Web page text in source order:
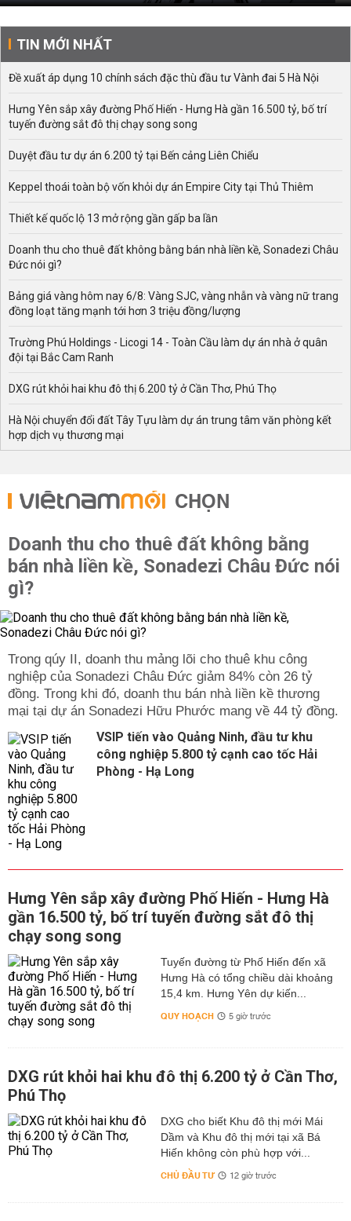
TIN MỚI NHẤT
Đề xuất áp dụng 10 chính sách đặc thù đầu tư Vành đai 5 Hà Nội
Hưng Yên sắp xây đường Phố Hiến - Hưng Hà gần 16.500 tỷ, bố trí
tuyến đường sắt đô thị chạy song song
Duyệt đầu tư dự án 6.200 tỷ tại Bến cảng Liên Chiểu
Keppel thoái toàn bộ vốn khỏi dự án Empire City tại Thủ Thiêm
Thiết kế quốc lộ 13 mở rộng gần gấp ba lần
Doanh thu cho thuê đất không bằng bán nhà liền kề, Sonadezi Châu
Đức nói gì?
Bảng giá vàng hôm nay 6/8: Vàng SJC, vàng nhẫn và vàng nữ trang
đồng loạt tăng mạnh tới hơn 3 triệu đồng/lượng
Trường Phú Holdings - Licogi 14 - Toàn Cầu làm dự án nhà ở quân
đội tại Bắc Cam Ranh
DXG rút khỏi hai khu đô thị 6.200 tỷ ở Cần Thơ, Phú Thọ
Hà Nội chuyển đổi đất Tây Tựu làm dự án trung tâm văn phòng kết
hợp dịch vụ thương mại
CHỌN
Doanh thu cho thuê đất không bằng
bán nhà liền kề, Sonadezi Châu Đức nói
gì?
Trong qúy II, doanh thu mảng lõi cho thuê khu công
nghiệp của Sonadezi Châu Đức giảm 84% còn 26 tỷ
đồng. Trong khi đó, doanh thu bán nhà liền kề thương
mại tại dự án Sonadezi Hữu Phước mang về 44 tỷ đồng.
VSIP tiến vào Quảng Ninh, đầu tư khu
công nghiệp 5.800 tỷ cạnh cao tốc Hải
Phòng - Hạ Long
Hưng Yên sắp xây đường Phố Hiến - Hưng Hà
gần 16.500 tỷ, bố trí tuyến đường sắt đô thị
chạy song song
Tuyến đường từ Phố Hiến đến xã
Hưng Hà có tổng chiều dài khoảng
15,4 km. Hưng Yên dự kiến...
QUY HOẠCH 5 giờ trước
DXG rút khỏi hai khu đô thị 6.200 tỷ ở Cần Thơ,
Phú Thọ
DXG cho biết Khu đô thị mới Mái
Dầm và Khu đô thị mới tại xã Bá
Hiến không còn phù hợp với...
CHỦ ĐẦU TƯ 12 giờ trước